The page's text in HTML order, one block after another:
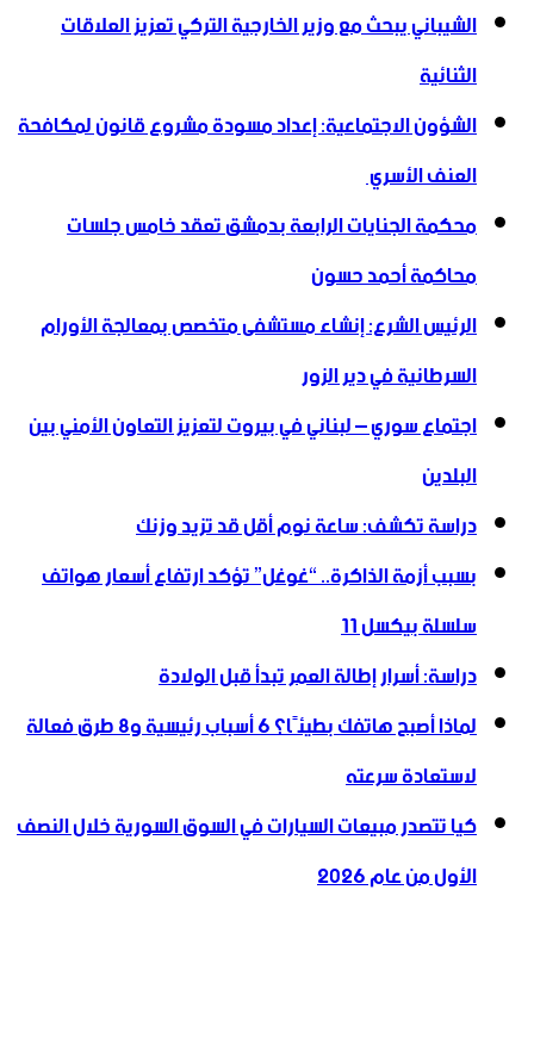
الشيباني يبحث مع وزير الخارجية التركي تعزيز العلاقات
الثنائية
الشؤون الاجتماعية: إعداد مسودة مشروع قانون لمكافحة
العنف الأسري ‏
محكمة الجنايات الرابعة بدمشق تعقد خامس جلسات
محاكمة أحمد حسون
الرئيس الشرع: إنشاء ‌‏مستشفى متخصص بمعالجة الأورام
السرطانية في دير الزور
اجتماع سوري – لبناني في بيروت لتعزيز التعاون ‏الأمني ‏بين
البلدين
دراسة تكشف: ساعة نوم أقل قد تزيد وزنك
بسبب أزمة الذاكرة.. “غوغل” تؤكد ارتفاع أسعار هواتف
سلسلة بيكسل 11
دراسة: أسرار إطالة العمر تبدأ قبل الولادة
لماذا أصبح هاتفك بطيئًا؟ 6 أسباب رئيسية و8 طرق فعالة
لاستعادة سرعته
كيا تتصدر مبيعات السيارات في السوق السورية خلال النصف
الأول من عام 2026